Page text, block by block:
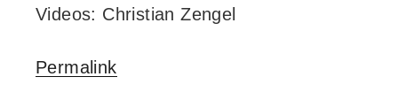
Videos: Christian Zengel
Permalink